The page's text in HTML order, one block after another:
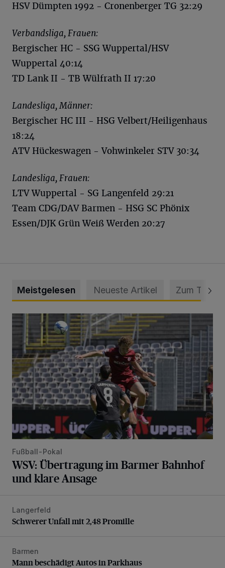
HSV Dümpten 1992 - Cronenberger TG 32:29
Verbandsliga, Frauen:
Bergischer HC - SSG Wuppertal/HSV
Wuppertal 40:14
TD Lank II - TB Wülfrath II 17:20
Landesliga, Männer:
Bergischer HC III - HSG Velbert/Heiligenhaus
18:24
ATV Hückeswagen - Vohwinkeler STV 30:34
Landesliga, Frauen:
LTV Wuppertal - SG Langenfeld 29:21
Team CDG/DAV Barmen - HSG SC Phönix
Essen/DJK Grün Weiß Werden 20:27
Meistgelesen Neueste Artikel Zum Thema
WSV: Übertragung im Barmer Bahnhof und klare Ansage
Fußball-Pokal
WSV: Übertragung im Barmer Bahnhof
und klare Ansage
Schwerer Unfall mit 2,48 Promille
Langerfeld
Schwerer Unfall mit 2,48 Promille
Mann beschädigt Autos in Parkhaus
Barmen
Mann beschädigt Autos in Parkhaus